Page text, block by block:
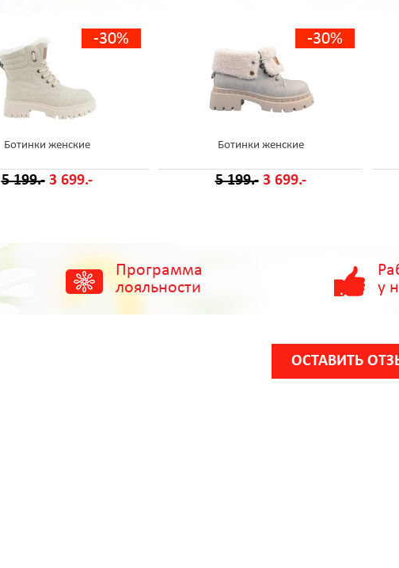
-30%
Ботинки женские
5 199.- 3 699.-
-30%
Ботинки женские
5 199.- 3 699.-
Программа
лояльности
у
ОСТАВИТЬ